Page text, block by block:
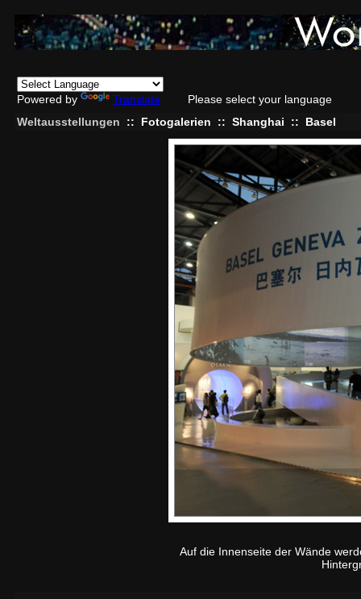
Powered by Translate
Please select your language
Weltausstellungen
:: Fotogalerien :: Shanghai :: Basel
Auf die Innenseite der Wände